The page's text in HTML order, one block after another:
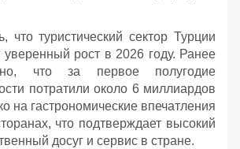
что туристический сектор Турции
уверенный рост в 2026 году. Ранее
что за первое полугодие
потратили около 6 миллиардов
на гастрономические впечатления
что подтверждает высокий
досуг и сервис в стране.